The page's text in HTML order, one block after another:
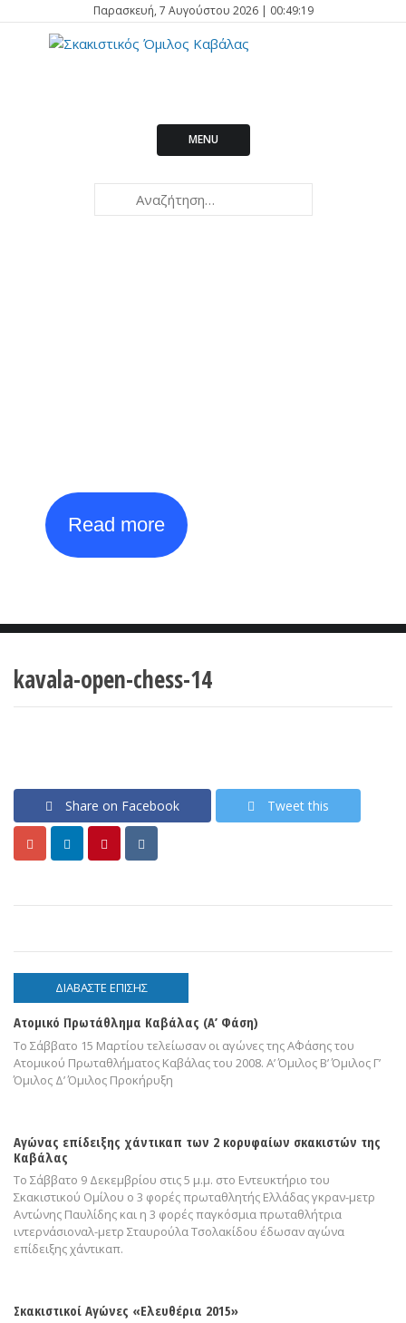
Παρασκευή, 7 Αυγούστου 2026 | 00:49:19
MENU
Read more
kavala-open-chess-14
Share on Facebook Tweet this
ΔΙΑΒΑΣΤΕ ΕΠΙΣΗΣ
Ατομικό Πρωτάθλημα Καβάλας (Α’ Φάση)
Το Σάββατο 15 Μαρτίου τελείωσαν οι αγώνες της Α΄Φάσης του
Ατομικού Πρωταθλήματος Καβάλας του 2008. Α’ Όμιλος Β’ Όμιλος Γ’
Όμιλος Δ’ Όμιλος Προκήρυξη
Αγώνας επίδειξης χάντικαπ των 2 κορυφαίων σκακιστών της
Καβάλας
Το Σάββατο 9 Δεκεμβρίου στις 5 μ.μ. στο Εντευκτήριο του
Σκακιστικού Ομίλου ο 3 φορές πρωταθλητής Ελλάδας γκραν-μετρ
Αντώνης Παυλίδης και η 3 φορές παγκόσμια πρωταθλήτρια
ιντερνάσιοναλ-μετρ Σταυρούλα Τσολακίδου έδωσαν αγώνα
επίδειξης χάντικαπ.
Σκακιστικοί Αγώνες «Ελευθέρια 2015»